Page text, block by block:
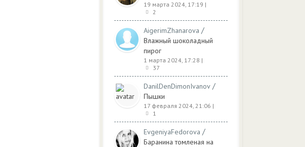
19 марта 2024, 17:19 |
2
AigerimZhanarova /
Влажный шоколадный
пирог
1 марта 2024, 17:28 |
37
DanilDenDimonIvanov /
Пышки
17 февраля 2024, 21:06 |
1
EvgeniyaFedorova /
Баранина томленая на